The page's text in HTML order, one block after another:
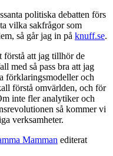
politiska debatten förs
vilka sakfrågor som
så går jag in på knuff.se.
förstå att jag tillhör de
med så pass bra att jag
förklaringsmodeller och
förstå omvärlden, och för
inte fler analytiker och
så kommer vi
verksamheter.
Mamman editerat